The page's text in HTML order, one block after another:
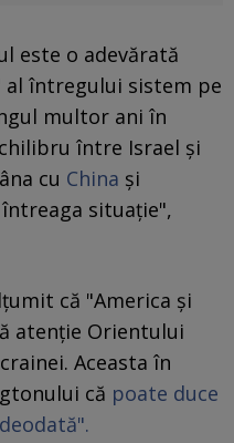
este o adevărată
întregului sistem pe
multor ani în
între Israel și
cu China și
situație",
că "America și
atenție Orientului
Aceasta în
că poate duce